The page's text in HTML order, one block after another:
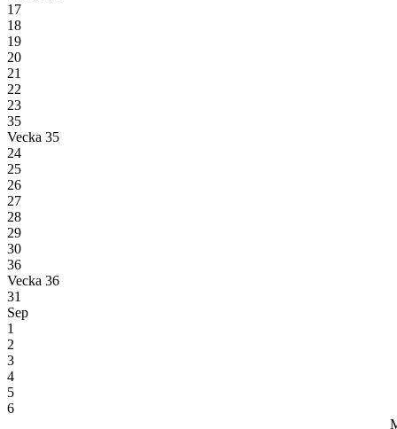
17
18
19
20
21
22
23
35
Vecka 35
24
25
26
27
28
29
30
36
Vecka 36
31
Sep
1
2
3
4
5
6